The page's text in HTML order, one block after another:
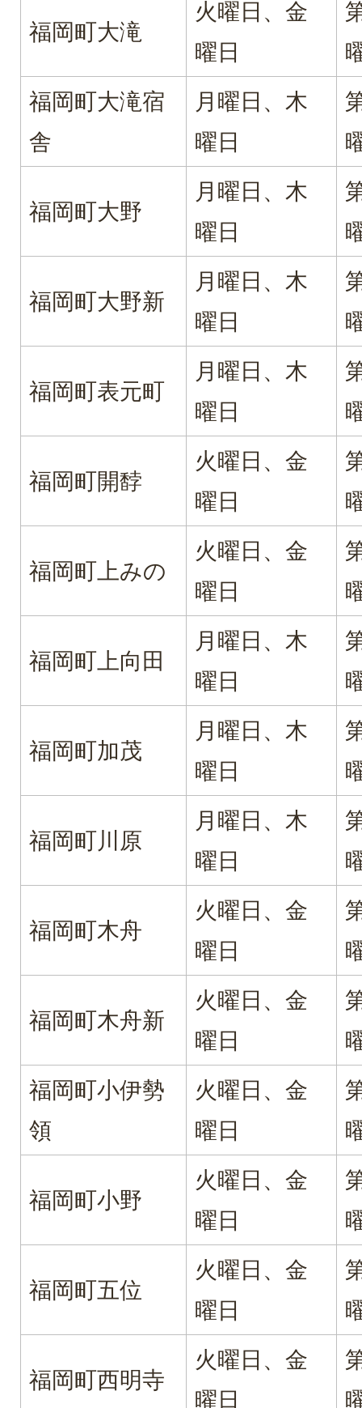
福岡町大滝
火曜日、金
曜日
福岡町大滝宿
舎
月曜日、木
曜日
福岡町大野
月曜日、木
曜日
福岡町大野新
月曜日、木
曜日
福岡町表元町
月曜日、木
曜日
福岡町開馞
火曜日、金
曜日
福岡町上みの
火曜日、金
曜日
福岡町上向田
月曜日、木
曜日
福岡町加茂
月曜日、木
曜日
福岡町川原
月曜日、木
曜日
福岡町木舟
火曜日、金
曜日
福岡町木舟新
火曜日、金
曜日
福岡町小伊勢
領
火曜日、金
曜日
福岡町小野
火曜日、金
曜日
福岡町五位
火曜日、金
曜日
福岡町西明寺
火曜日、金
曜日